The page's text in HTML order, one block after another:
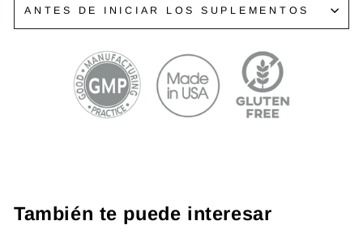
ANTES DE INICIAR LOS SUPLEMENTOS
También te puede interesar